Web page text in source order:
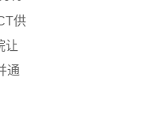
供
让
通